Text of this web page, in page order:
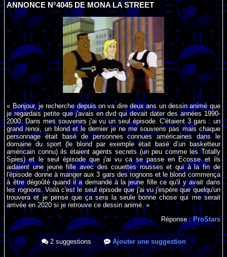
ANNONCE N°4045 DE MONA LA STREET
« Bonjour, je recherche depuis on va dire deux ans un dessin animé que
je regardais petite que j'avais en dvd qui devait dater des années 1990-
2000. Dans mes souvenirs j'ai vu un seul épisode. C'étaient 3 gars : un
grand renoi, un blond et le dernier je ne me souviens pas mais chaque
personnage était basé de personnes connues américaines dans le
domaine du sport (le blond par exemple était basé d’un basketteur
américain connu) ils étaient agents secrets (un peu comme les Totally
Spies) et le seul épisode que j'ai vu ca se passe en Ecosse et ils
aidaient une jeune fille avec des couettes rousses et qui à la fin de
l'épisode donne à manger aux 3 gars des rognons et le blond commença
à être dégoûté quand il a demandé à la jeune fille ce qu'il y avait dans
les rognons. Voilà c'est le seul épisode que j'ai vu j'espère que quelqu'un
trouvera et je pense que ça sera la seule bonne chose qui me serait
arrivée en 2020 si je retrouve ce dessin animé. »
Réponse :ProStars
2 suggestions Ajouter une suggestion